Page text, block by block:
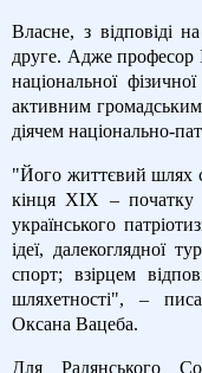
Власне, з відповіді
друге. Адже професор
національної
активним
діячем національно-
"Його життєвий шлях
кінця ХІХ – початку
українського
ідеї, далекоглядної
спорт; взірцем
шляхетності", –
Оксана Вацеба.
Для Радянського